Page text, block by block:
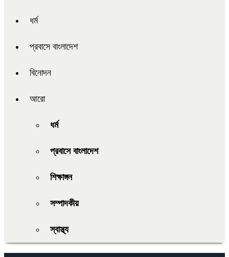
ধর্ম
প্রবাসে বাংলাদেশ
বিনোদন
আরো
ধর্ম
প্রবাসে বাংলাদেশ
শিক্ষাঙ্গন
সম্পাদকীয়
স্বাস্থ্য